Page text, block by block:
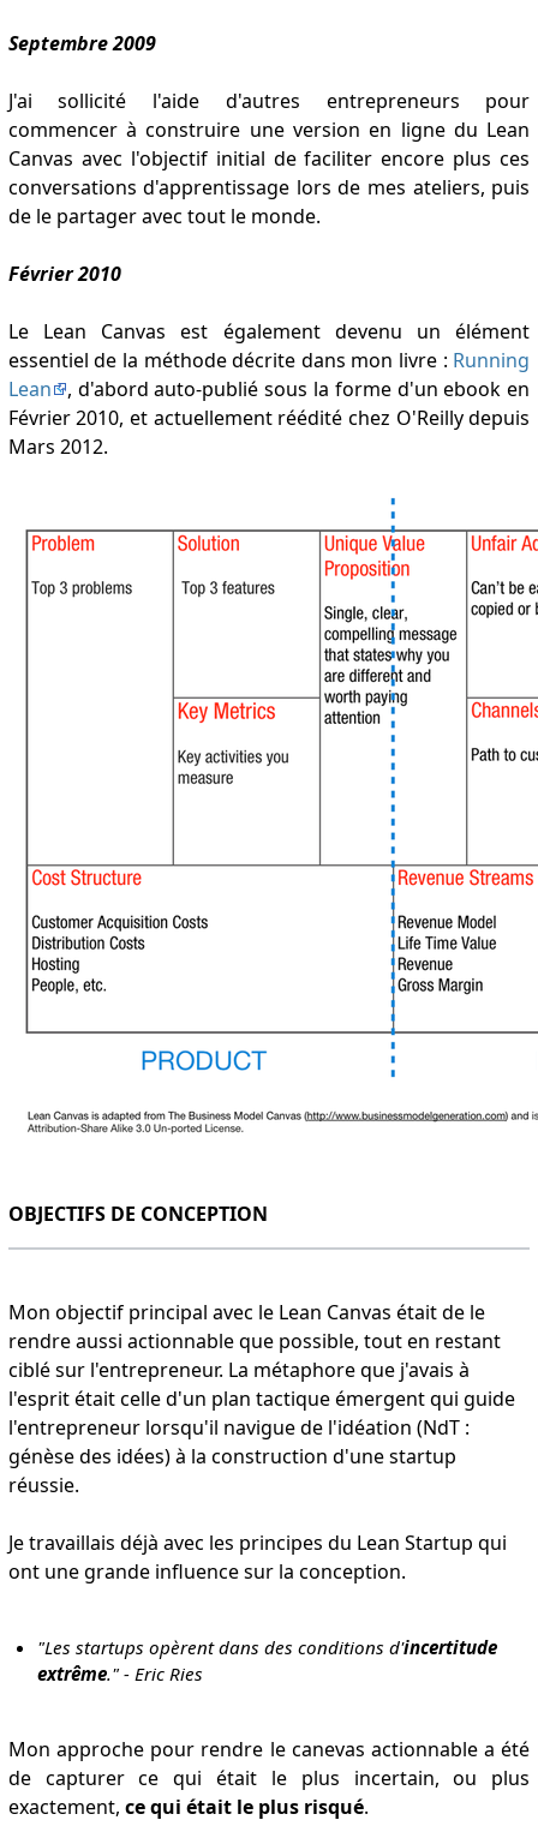
Septembre 2009
J'ai sollicité l'aide d'autres entrepreneurs pour
commencer à construire une version en ligne du Lean
Canvas avec l'objectif initial de faciliter encore plus ces
conversations d'apprentissage lors de mes ateliers, puis
de le partager avec tout le monde.
Février 2010
Le Lean Canvas est également devenu un élément
essentiel de la méthode décrite dans mon livre : Running
Lean
, d'abord auto-publié sous la forme d'un ebook en
Février 2010, et actuellement réédité chez O'Reilly depuis
Mars 2012.
OBJECTIFS DE CONCEPTION
Mon objectif principal avec le Lean Canvas était de le
rendre aussi actionnable que possible, tout en restant
ciblé sur l'entrepreneur. La métaphore que j'avais à
l'esprit était celle d'un plan tactique émergent qui guide
l'entrepreneur lorsqu'il navigue de l'idéation (NdT :
génèse des idées) à la construction d'une startup
réussie.
Je travaillais déjà avec les principes du Lean Startup qui
ont une grande influence sur la conception.
"Les startups opèrent dans des conditions d'incertitude
extrême." - Eric Ries
Mon approche pour rendre le canevas actionnable a été
de capturer ce qui était le plus incertain, ou plus
exactement, ce qui était le plus risqué.